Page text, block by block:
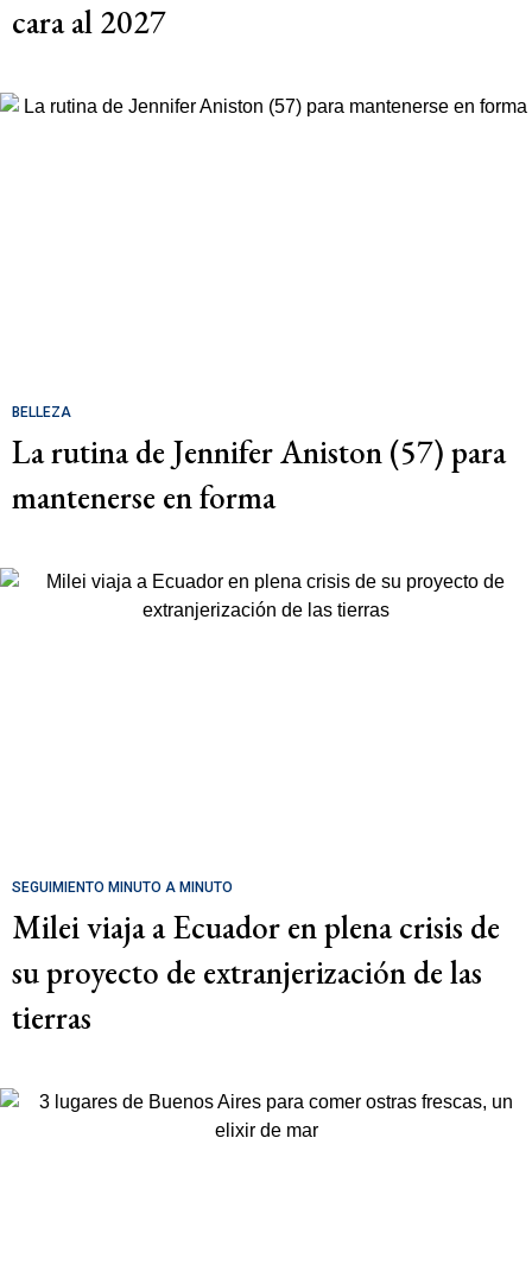
cara al 2027
BELLEZA
La rutina de Jennifer Aniston (57) para
mantenerse en forma
SEGUIMIENTO MINUTO A MINUTO
Milei viaja a Ecuador en plena crisis de
su proyecto de extranjerización de las
tierras